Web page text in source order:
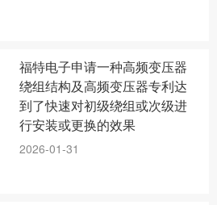
福特电子申请一种高频变压器
绕组结构及高频变压器专利达
到了快速对初级绕组或次级进
行安装或更换的效果
2026-01-31